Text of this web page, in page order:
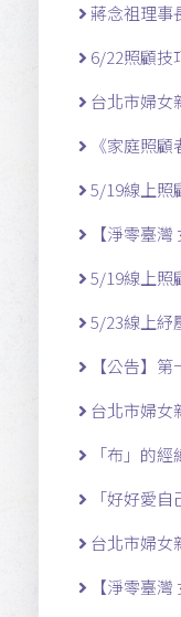
蔣念祖理事
6/22照顧技
台北市婦女
《家庭照
5/19線上照
【淨零臺
5/19線上照
5/23線上紓
【公告】
台北市婦女
「布」的
「好好愛
台北市婦女
【淨零臺